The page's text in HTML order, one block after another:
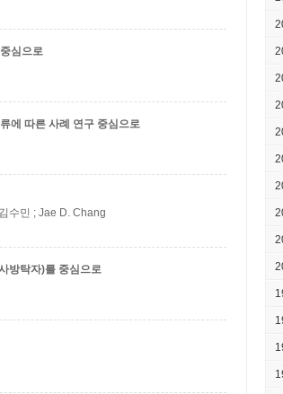
심으로
에 따른 사례 연구 중심으로
수민 ; Jae D. Chang
방탁자)를 중심으로